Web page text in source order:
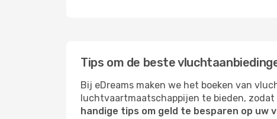
Tips om de beste
Bij eDreams maken we het boeken van
luchtvaartmaatschappijen te bieden,
handige tips om geld te besparen op uw